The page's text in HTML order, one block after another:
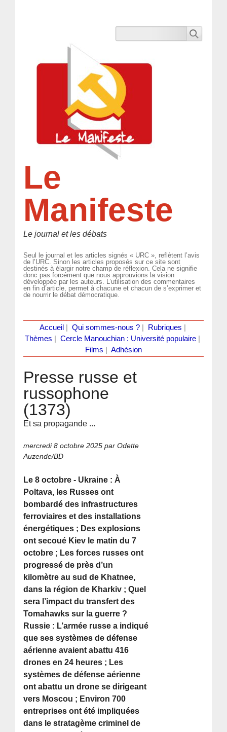
Le
Manifeste
Le journal et les débats
Seul le journal et les articles signés « URC », reflètent l’avis
de l’URC. Sinon les articles proposés sur ce site sont
destinés à élargir notre champ de réflexion. Cela ne signifie
donc pas forcément que nous approuvions la vision
développée par les auteurs. L’utilisation des commentaires
en fin d’article, permet à chacune et chacun de s’exprimer et
de nourrir le débat démocratique.
Accueil Qui sommes-nous ?| Rubriques
Thèmes
Cercle Manouchian : Université populaire
Films
Adhésion
Presse russe et
russophone
(1373)
Et sa propagande ...
mercredi 8 octobre 2025 par Odette
Auzende/BD
Le 8 octobre - Ukraine : À
Poltava, les Russes ont
bombardé des infrastructures
ferroviaires et des installations
énergétiques ; Des explosions
ont secoué Kiev le matin du 7
octobre ; Les forces russes ont
progressé de près d’un
kilomètre au sud de Khatnee,
dans la région de Kharkiv ; Quel
sera l’impact du transfert des
Tomahawks sur la guerre ?
Russie : L’armée russe a indiqué
que ses systèmes de défense
aérienne avaient abattu 416
drones en 24 heures ; Les
systèmes de défense aérienne
ont abattu un drone se dirigeant
vers Moscou ; Environ 700
entreprises ont été impliquées
dans le stratagème criminel de